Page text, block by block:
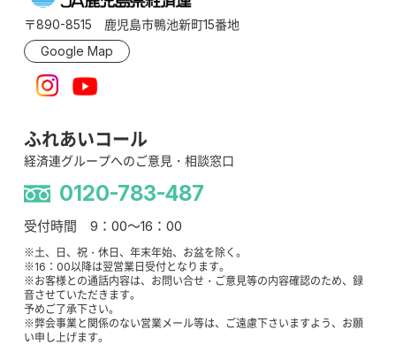
〒890-8515 鹿児島市鴨池新町15番地
Google Map
ふれあいコール
経済連グループへのご意見・相談窓口
0120-783-487
受付時間 9：00～16：00
※土、日、祝・休日、年末年始、お盆を除く。
※16：00以降は翌営業日受付となります。
※お客様との通話内容は、お問い合せ・ご意見等の内容確認のため、録
音させていただきます。
予めご了承下さい。
※弊会事業と関係のない営業メール等は、ご遠慮下さいますよう、お願
い申し上げます。